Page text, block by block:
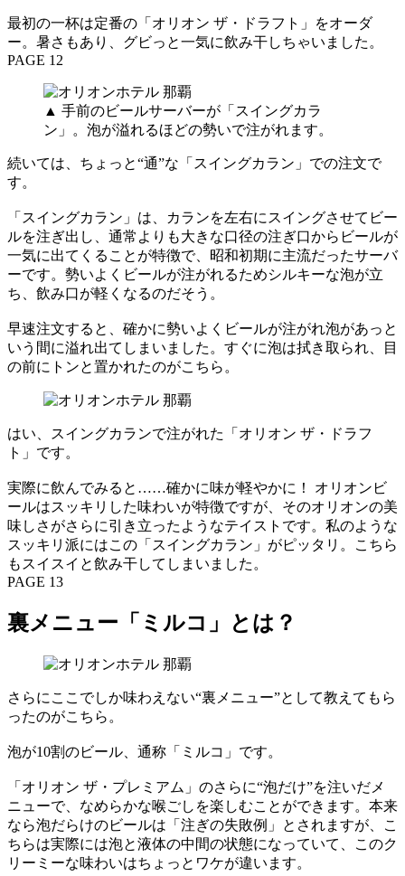
最初の一杯は定番の「オリオン ザ・ドラフト」をオーダ
ー。暑さもあり、グビっと一気に飲み干しちゃいました。
PAGE 12
▲ 手前のビールサーバーが「スイングカラ
ン」。泡が溢れるほどの勢いで注がれます。
続いては、ちょっと“通”な「スイングカラン」での注文で
す。
「スイングカラン」は、カランを左右にスイングさせてビー
ルを注ぎ出し、通常よりも大きな口径の注ぎ口からビールが
一気に出てくることが特徴で、昭和初期に主流だったサーバ
ーです。勢いよくビールが注がれるためシルキーな泡が立
ち、飲み口が軽くなるのだそう。
早速注文すると、確かに勢いよくビールが注がれ泡があっと
いう間に溢れ出てしまいました。すぐに泡は拭き取られ、目
の前にトンと置かれたのがこちら。
はい、スイングカランで注がれた「オリオン ザ・ドラフ
ト」です。
実際に飲んでみると……確かに味が軽やかに！ オリオンビ
ールはスッキリした味わいが特徴ですが、そのオリオンの美
味しさがさらに引き立ったようなテイストです。私のような
スッキリ派にはこの「スイングカラン」がピッタリ。こちら
もスイスイと飲み干してしまいました。
PAGE 13
裏メニュー「ミルコ」とは？
さらにここでしか味わえない“裏メニュー”として教えてもら
ったのがこちら。
泡が10割のビール、通称「ミルコ」です。
「オリオン ザ・プレミアム」のさらに“泡だけ”を注いだメ
ニューで、なめらかな喉ごしを楽しむことができます。本来
なら泡だらけのビールは「注ぎの失敗例」とされますが、こ
ちらは実際には泡と液体の中間の状態になっていて、このク
リーミーな味わいはちょっとワケが違います。